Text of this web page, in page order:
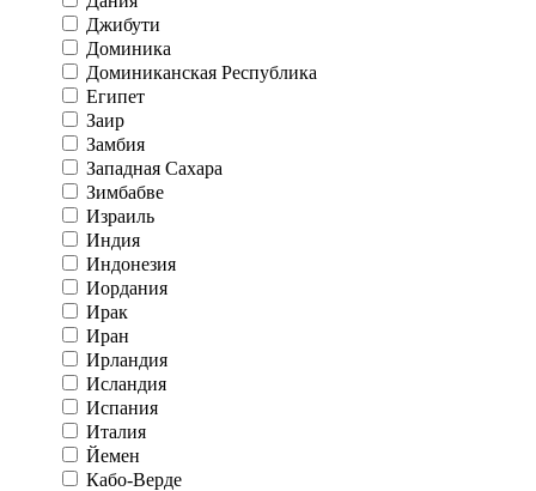
Джибути
Доминика
Доминиканская Республика
Египет
Заир
Замбия
Западная Сахара
Зимбабве
Израиль
Индия
Индонезия
Иордания
Ирак
Иран
Ирландия
Исландия
Испания
Италия
Йемен
Кабо-Верде